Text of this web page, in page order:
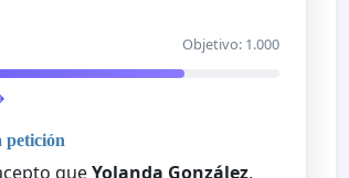
Objetivo: 1.000
petición
queYolanda González,